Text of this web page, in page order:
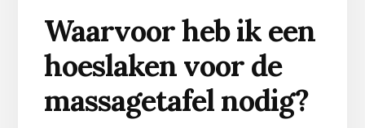
Waarvoor heb ik een
hoeslaken voor de
massagetafel nodig?